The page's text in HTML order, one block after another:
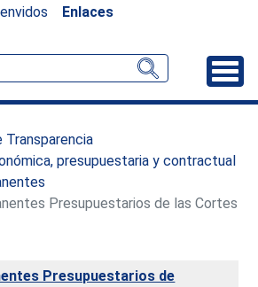
Enlaces
Transparencia
presupuestaria y contractual
Presupuestarios de las Cortes
Presupuestarios de